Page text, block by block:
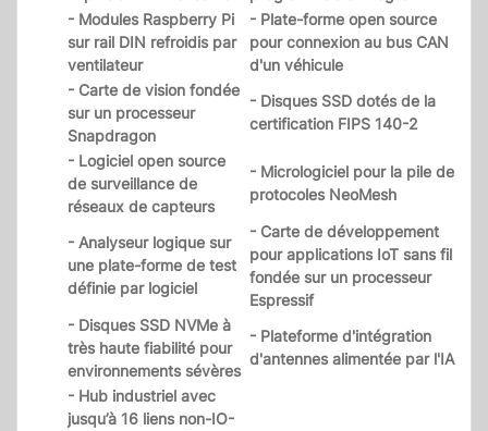
- Modules Raspberry Pi
sur rail DIN refroidis par
ventilateur
- Plate-forme open source
pour connexion au bus CAN
d'un véhicule
- Carte de vision fondée
sur un processeur
Snapdragon
- Disques SSD dotés de la
certification FIPS 140-2
- Logiciel open source
de surveillance de
réseaux de capteurs
- Micrologiciel pour la pile de
protocoles NeoMesh
- Analyseur logique sur
une plate-forme de test
définie par logiciel
- Carte de développement
pour applications IoT sans fil
fondée sur un processeur
Espressif
- Disques SSD NVMe à
très haute fiabilité pour
environnements sévères
- Plateforme d'intégration
d'antennes alimentée par l'IA
- Hub industriel avec
jusqu’à 16 liens non-IO-